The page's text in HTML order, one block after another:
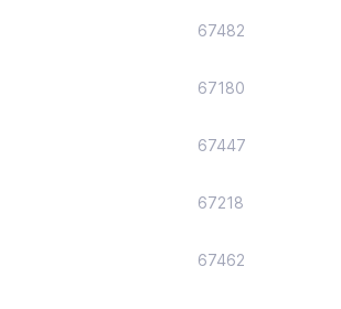
67482
67180
67447
67218
67462